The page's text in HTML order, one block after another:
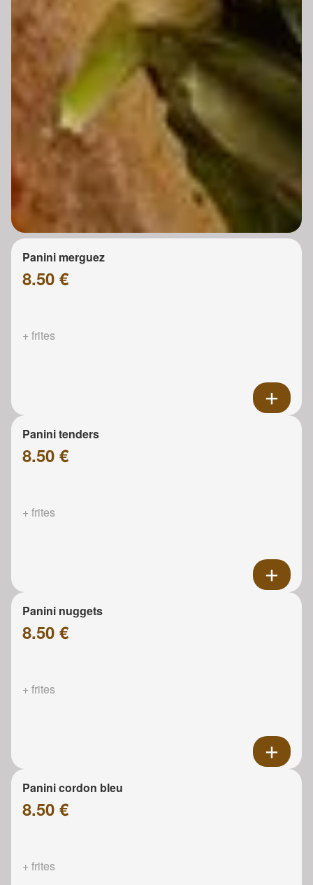
Panini merguez
8.50 €
+ frites
Panini tenders
8.50 €
+ frites
Panini nuggets
8.50 €
+ frites
Panini cordon bleu
8.50 €
+ frites